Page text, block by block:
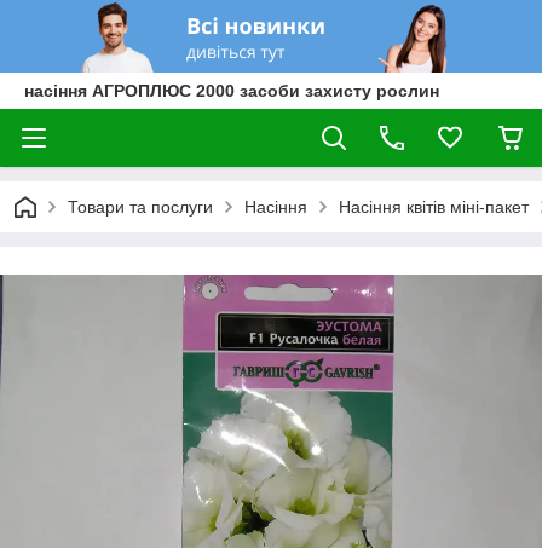
насіння АГРОПЛЮС 2000 засоби захисту рослин
Товари та послуги Насіння Насіння квітів міні-пакет